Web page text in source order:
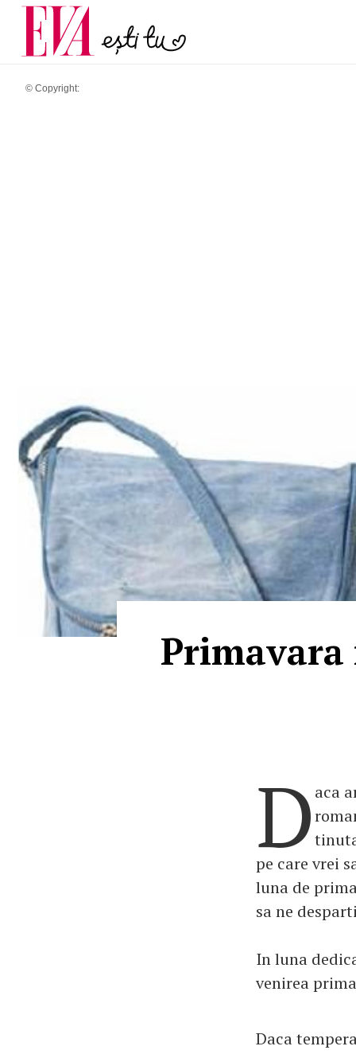
© Copyright:
Primavara
D aca
pe care vrei
luna de
sa ne
In luna
venirea
Daca
Carieră
Actualitate